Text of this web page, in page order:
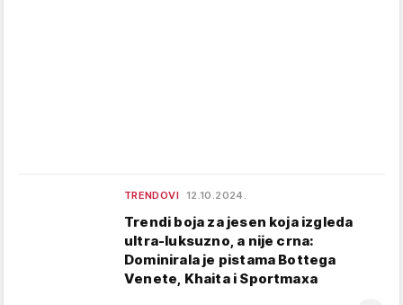
TRENDOVI 12.10.2024.
Trendi boja za jesen koja izgleda
ultra-luksuzno, a nije crna:
Dominirala je pistama Bottega
Venete, Khaita i Sportmaxa